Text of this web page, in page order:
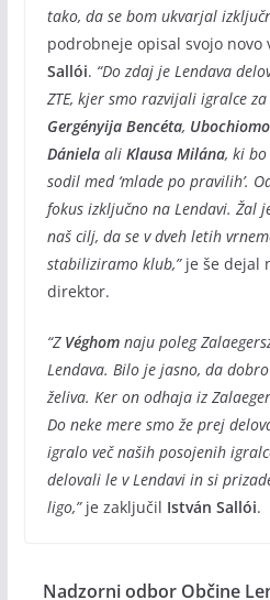
tako, da se bom ukvarjal
podrobneje opisal svojo novo
Sallói. “Do zdaj je Lendava
ZTE, kjer smo razvijali igralce
Gergényija Bencéta,
Dánielaali Klausa Milána, ki bo
sodil med ‘mlade po pravilih’.
fokus izključno na Lendavi. Žal
naš cilj, da se v dveh letih
stabiliziramo klub,”je še dejal
direktor.
“Z Véghomnaju poleg
Lendava. Bilo je jasno, da
želiva. Ker on odhaja iz
Do neke mere smo že prej
igralo več naših posojenih
delovali le v Lendavi in si
ligo,”je zaključil István Sallói.
Nadzorni odbor Občine